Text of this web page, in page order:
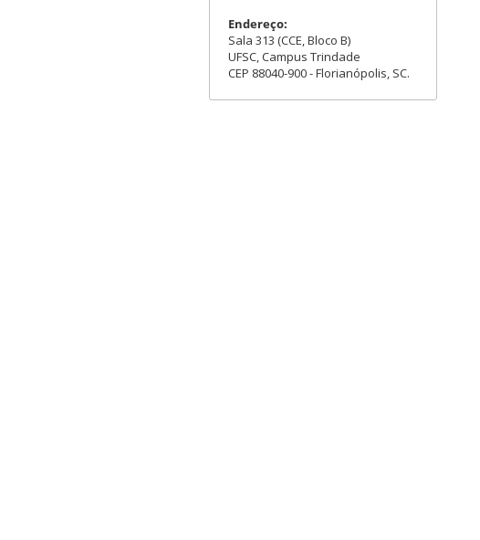
Endereço:
Sala 313 (CCE, Bloco B)
UFSC, Campus Trindade
CEP 88040-900 - Florianópolis, SC.